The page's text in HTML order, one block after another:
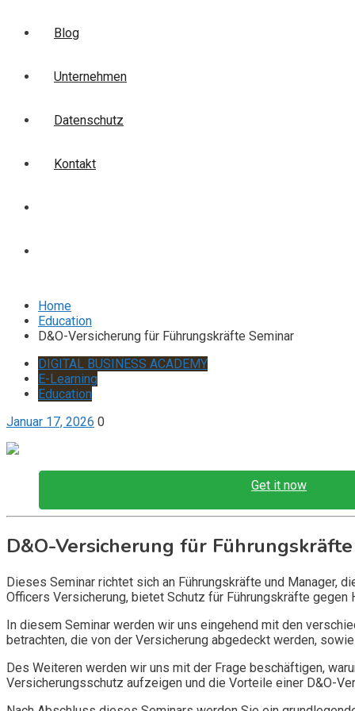
Blog
Unternehmen
Datenschutz
Kontakt
Home
Education
D&O-Versicherung für Führungskräfte Seminar
DIGITAL BUSINESS ACADEMY
E-Learning
Education
Januar 17, 2026 0
Get it now
D&O-Versicherung für
Dieses Seminar richtet sich an Führungskräfte und Manager,
Officers Versicherung, bietet Schutz für Führungskräfte
In diesem Seminar werden wir uns eingehend mit den
betrachten, die von der Versicherung abgedeckt werden,
Des Weiteren werden wir uns mit der Frage beschäftigen,
Versicherungsschutz aufzeigen und die Vorteile einer D&O-